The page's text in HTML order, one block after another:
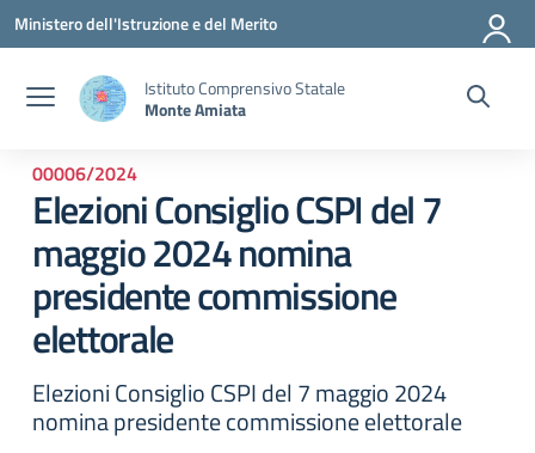
Vai ai contenuti
Vai al menu di navigazione
Vai al footer
Ministero dell'Istruzione e del Merito
Istituto Comprensivo Statale
Monte Amiata
00006/2024
Elezioni Consiglio CSPI del 7
maggio 2024 nomina
presidente commissione
elettorale
Elezioni Consiglio CSPI del 7 maggio 2024
nomina presidente commissione elettorale